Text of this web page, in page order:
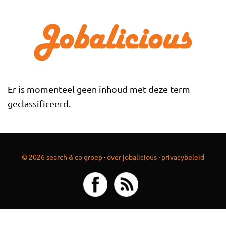
Er is momenteel geen inhoud met deze term
geclassificeerd.
© 2026 search & co groep ·over jobalicious · privacybeleid